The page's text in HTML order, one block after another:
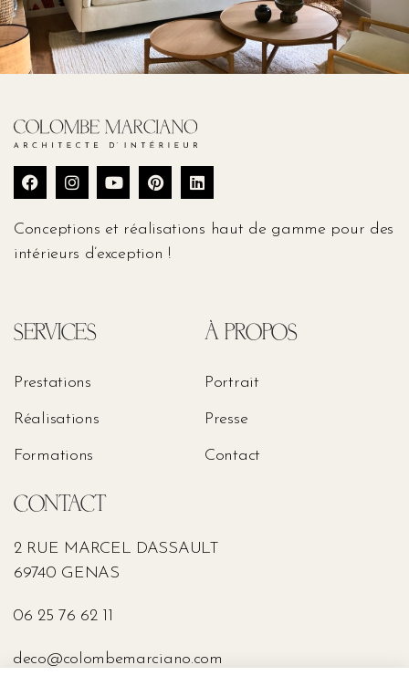
Conceptions et réalisations haut de gamme pour des
intérieurs d’exception !
SERVICES
Prestations
Réalisations
Formations
À PROPOS
Portrait
Presse
Contact
CONTACT
2 RUE MARCEL DASSAULT
69740 GENAS
06 25 76 62 11
deco@colombemarciano.com